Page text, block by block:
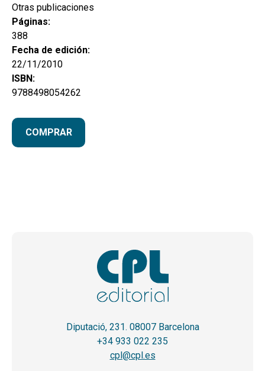
Otras publicaciones
Páginas:
388
Fecha de edición:
22/11/2010
ISBN:
9788498054262
COMPRAR
Diputació, 231. 08007 Barcelona
+34 933 022 235
cpl@cpl.es